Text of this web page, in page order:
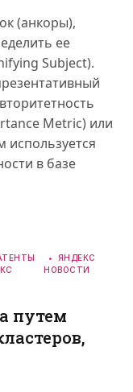
(анкоры),
ее
Subject).
Metric) или
используется
в базе
ЯНДЕКС
НОВОСТИ
путем